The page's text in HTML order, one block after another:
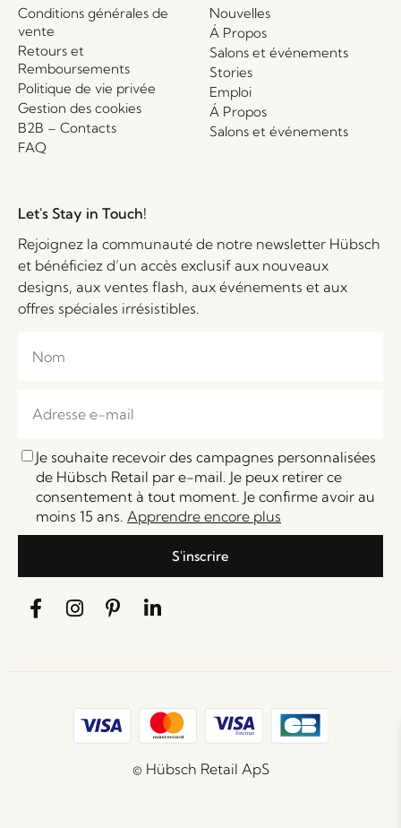
Conditions générales de
vente
Retours et
Remboursements
Politique de vie privée
Gestion des cookies
B2B – Contacts
FAQ
Nouvelles
Á Propos
Salons et événements
Stories
Emploi
Á Propos
Salons et événements
Let's Stay in Touch!
Rejoignez la communauté de notre newsletter Hübsch
et bénéficiez d’un accès exclusif aux nouveaux
designs, aux ventes flash, aux événements et aux
offres spéciales irrésistibles.
Je souhaite recevoir des campagnes personnalisées
de Hübsch Retail par e-mail. Je peux retirer ce
consentement à tout moment. Je confirme avoir au
moins 15 ans. Apprendre encore plus
S'inscrire
© Hübsch Retail ApS